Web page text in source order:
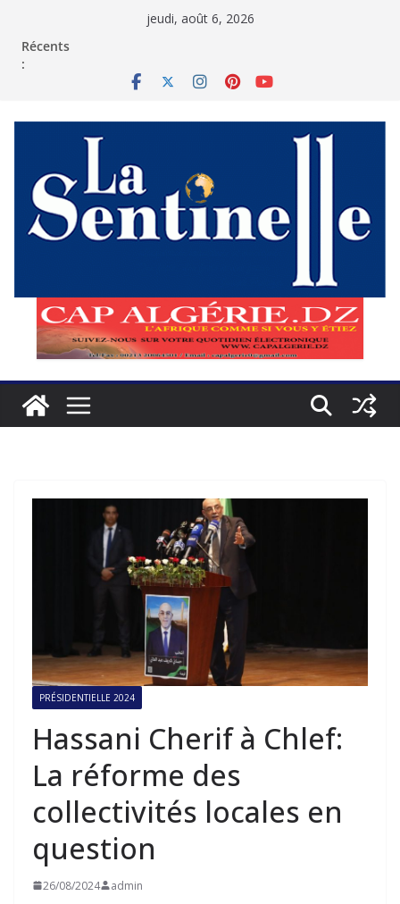
jeudi, août 6, 2026
Récents
:
PRÉSIDENTIELLE 2024
Hassani Cherif à Chlef:
La réforme des
collectivités locales en
question
26/08/2024 admin